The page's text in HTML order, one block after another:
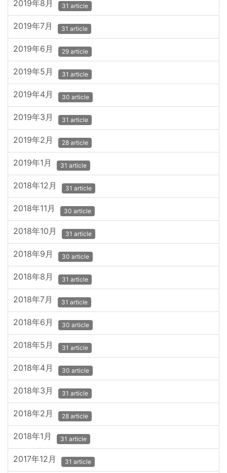
2019年8月 31 article
2019年7月 31 article
2019年6月 29 article
2019年5月 31 article
2019年4月 30 article
2019年3月 31 article
2019年2月 28 article
2019年1月 31 article
2018年12月 31 article
2018年11月 30 article
2018年10月 31 article
2018年9月 30 article
2018年8月 31 article
2018年7月 31 article
2018年6月 30 article
2018年5月 31 article
2018年4月 30 article
2018年3月 31 article
2018年2月 28 article
2018年1月 31 article
2017年12月 31 article